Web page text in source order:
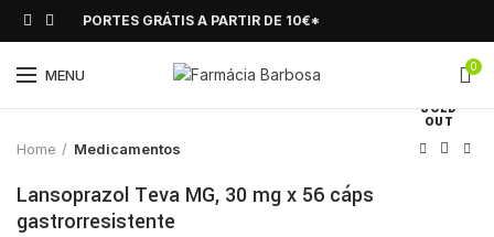
PORTES GRÁTIS A PARTIR DE 10€*
MENU 0
SOLD
OUT
Click to enlarge
Home Medicamentos
Lansoprazol Teva MG, 30 mg x 56 cáps
gastrorresistente